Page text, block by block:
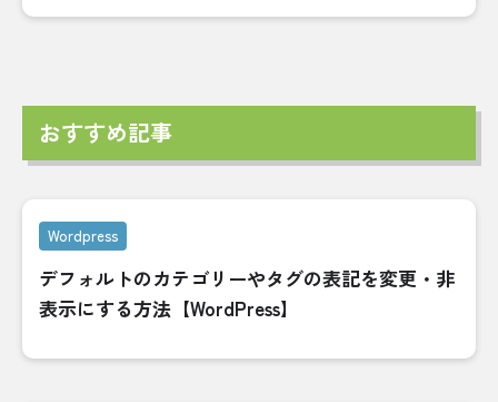
おすすめ記事
Wordpress
デフォルトのカテゴリーやタグの表記を変更・非
表示にする方法【WordPress】